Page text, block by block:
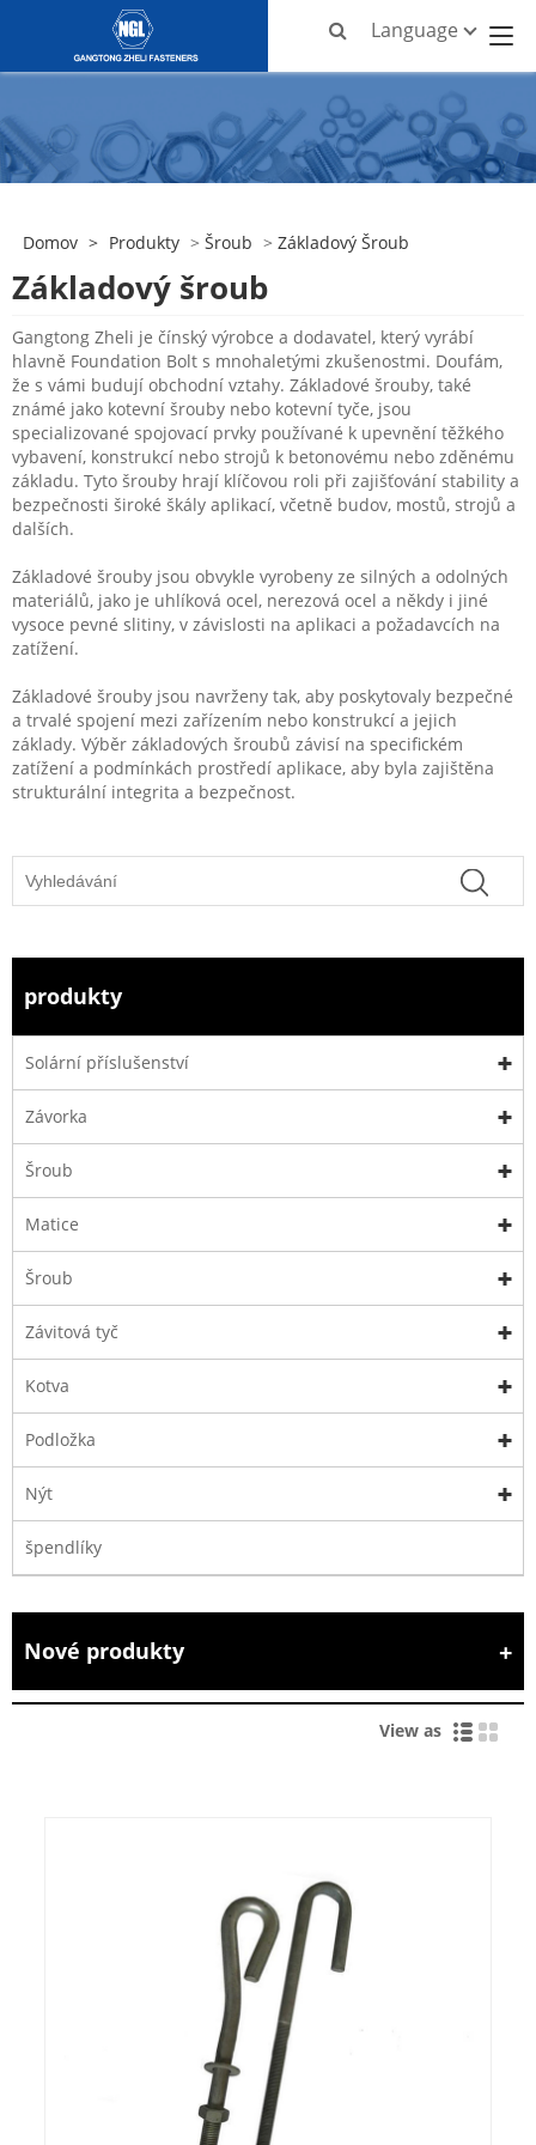
Language
Domov > Produkty > Šroub > Základový Šroub
Základový šroub
Gangtong Zheli je čínský výrobce a dodavatel, který vyrábí
hlavně Foundation Bolt s mnohaletými zkušenostmi. Doufám,
že s vámi budují obchodní vztahy. Základové šrouby, také
známé jako kotevní šrouby nebo kotevní tyče, jsou
specializované spojovací prvky používané k upevnění těžkého
vybavení, konstrukcí nebo strojů k betonovému nebo zděnému
základu. Tyto šrouby hrají klíčovou roli při zajišťování stability a
bezpečnosti široké škály aplikací, včetně budov, mostů, strojů a
dalších.
Základové šrouby jsou obvykle vyrobeny ze silných a odolných
materiálů, jako je uhlíková ocel, nerezová ocel a někdy i jiné
vysoce pevné slitiny, v závislosti na aplikaci a požadavcích na
zatížení.
Základové šrouby jsou navrženy tak, aby poskytovaly bezpečné
a trvalé spojení mezi zařízením nebo konstrukcí a jejich
základy. Výběr základových šroubů závisí na specifickém
zatížení a podmínkách prostředí aplikace, aby byla zajištěna
strukturální integrita a bezpečnost.
produkty
Solární příslušenství
Závorka
Šroub
Matice
Šroub
Závitová tyč
Kotva
Podložka
Nýt
špendlíky
Nové produkty
View as